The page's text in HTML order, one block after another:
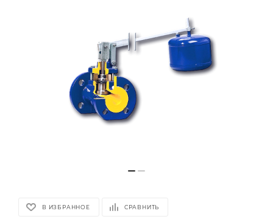
В ИЗБРАННОЕ СРАВНИТЬ